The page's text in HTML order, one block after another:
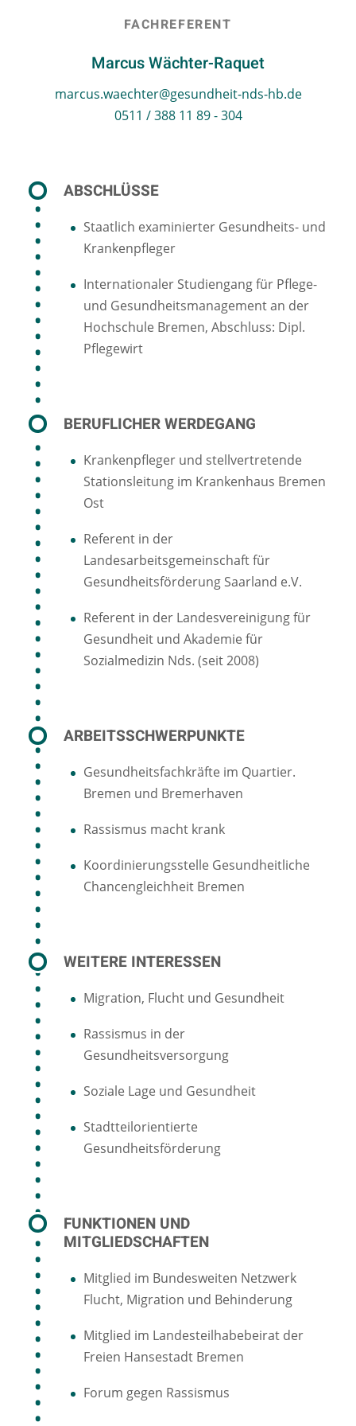
FACHREFERENT
Marcus Wächter-Raquet
marcus.waechter@gesundheit-nds-hb.de
0511 / 388 11 89 - 304
ABSCHLÜSSE
Staatlich examinierter Gesundheits- und
Krankenpfleger
Internationaler Studiengang für Pflege-
und Gesundheitsmanagement an der
Hochschule Bremen, Abschluss: Dipl.
Pflegewirt
BERUFLICHER WERDEGANG
Krankenpfleger und stellvertretende
Stationsleitung im Krankenhaus Bremen
Ost
Referent in der
Landesarbeitsgemeinschaft für
Gesundheitsförderung Saarland e.V.
Referent in der Landesvereinigung für
Gesundheit und Akademie für
Sozialmedizin Nds. (seit 2008)
ARBEITSSCHWERPUNKTE
Gesundheitsfachkräfte im Quartier.
Bremen und Bremerhaven
Rassismus macht krank
Koordinierungsstelle Gesundheitliche
Chancengleichheit Bremen
WEITERE INTERESSEN
Migration, Flucht und Gesundheit
Rassismus in der
Gesundheitsversorgung
Soziale Lage und Gesundheit
Stadtteilorientierte
Gesundheitsförderung
FUNKTIONEN UND
MITGLIEDSCHAFTEN
Mitglied im Bundesweiten Netzwerk
Flucht, Migration und Behinderung
Mitglied im Landesteilhabebeirat der
Freien Hansestadt Bremen
Forum gegen Rassismus